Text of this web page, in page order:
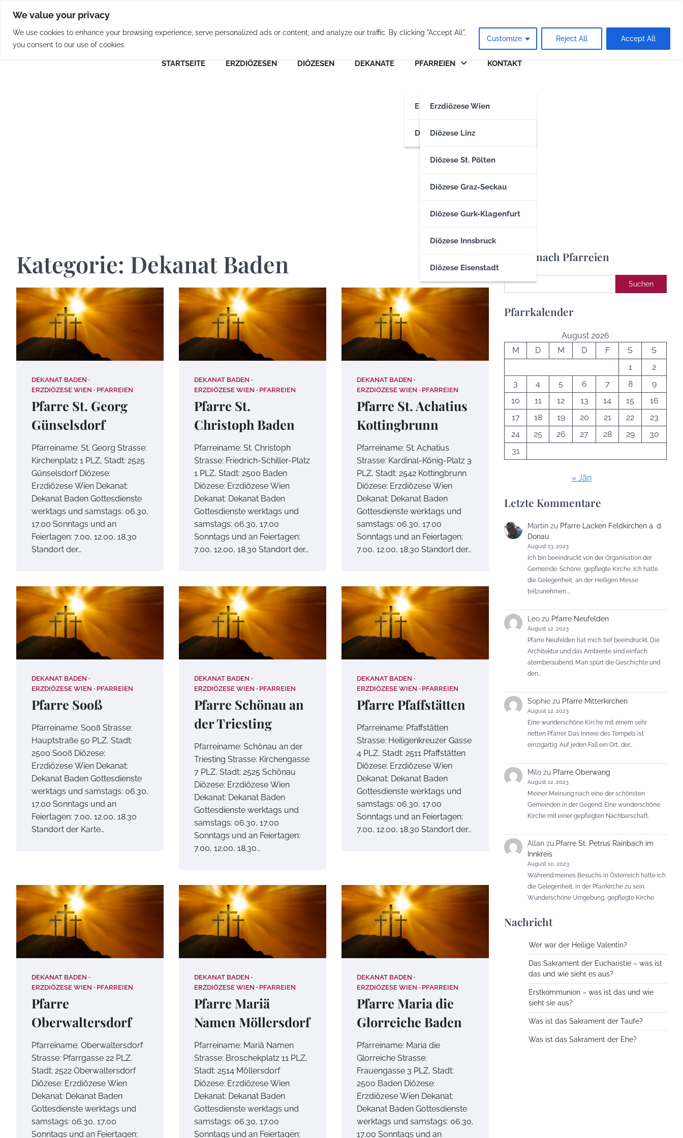
We value your privacy
We use cookies to enhance your browsing experience, serve personalized ads or content, and analyze our traffic. By clicking "Accept All",
you consent to our use of cookies.
Customize Reject All Accept All
content
Osterreichische Pfarreie
STARTSEITE ERZDIÖZESEN DIÖZESEN DEKANATE PFARREIEN
Erzdiözesen
Erzdiözese Wien
Erzdiözese Salzburg
DiözesenDiözese Linz
Diözese St. Pölten
Diözese Graz-Seckau
Diözese Gurk-Klagenfurt
Diözese Innsbruck
Diözese Eisenstadt
KONTAKT
Kategorie: Dekanat Baden
DEKANAT BADEN
ERZDIÖZESE WIEN
PFARREIEN
Pfarre St. Georg
Günselsdorf
Pfarreiname: St. Georg Strasse:
Kirchenplatz 1 PLZ, Stadt: 2525
Günselsdorf Diözese:
Erzdiözese Wien Dekanat:
Dekanat Baden Gottesdienste
werktags und samstags: 06.30,
17.00 Sonntags und an
Feiertagen: 7.00, 12.00, 18.30
Standort der…
DEKANAT BADEN
ERZDIÖZESE WIEN
PFARREIEN
Pfarre St.
Christoph Baden
Pfarreiname: St. Christoph
Strasse: Friedrich-Schiller-Platz
1 PLZ, Stadt: 2500 Baden
Diözese: Erzdiözese Wien
Dekanat: Dekanat Baden
Gottesdienste werktags und
samstags: 06.30, 17.00
Sonntags und an Feiertagen:
7.00, 12.00, 18.30 Standort der…
DEKANAT BADEN
ERZDIÖZESE WIEN
PFARREIEN
Pfarre St. Achatius
Kottingbrunn
Pfarreiname: St. Achatius
Strasse: Kardinal-König-Platz 3
PLZ, Stadt: 2542 Kottingbrunn
Diözese: Erzdiözese Wien
Dekanat: Dekanat Baden
Gottesdienste werktags und
samstags: 06.30, 17.00
Sonntags und an Feiertagen:
7.00, 12.00, 18.30 Standort der…
DEKANAT BADEN
ERZDIÖZESE WIEN
PFARREIEN
Pfarre Sooß
Pfarreiname: Sooß Strasse:
Hauptstraße 50 PLZ, Stadt:
2500 Sooß Diözese:
Erzdiözese Wien Dekanat:
Dekanat Baden Gottesdienste
werktags und samstags: 06.30,
17.00 Sonntags und an
Feiertagen: 7.00, 12.00, 18.30
Standort der Karte…
DEKANAT BADEN
ERZDIÖZESE WIEN
PFARREIEN
Pfarre Schönau an
der Triesting
Pfarreiname: Schönau an der
Triesting Strasse: Kirchengasse
7 PLZ, Stadt: 2525 Schönau
Diözese: Erzdiözese Wien
Dekanat: Dekanat Baden
Gottesdienste werktags und
samstags: 06.30, 17.00
Sonntags und an Feiertagen:
7.00, 12.00, 18.30…
DEKANAT BADEN
ERZDIÖZESE WIEN
PFARREIEN
Pfarre Pfaffstätten
Pfarreiname: Pfaffstätten
Strasse: Heiligenkreuzer Gasse
4 PLZ, Stadt: 2511 Pfaffstätten
Diözese: Erzdiözese Wien
Dekanat: Dekanat Baden
Gottesdienste werktags und
samstags: 06.30, 17.00
Sonntags und an Feiertagen:
7.00, 12.00, 18.30 Standort der…
DEKANAT BADEN
ERZDIÖZESE WIEN
PFARREIEN
Pfarre
Oberwaltersdorf
Pfarreiname: Oberwaltersdorf
Strasse: Pfarrgasse 22 PLZ,
Stadt: 2522 Oberwaltersdorf
Diözese: Erzdiözese Wien
Dekanat: Dekanat Baden
Gottesdienste werktags und
samstags: 06.30, 17.00
Sonntags und an Feiertagen:
DEKANAT BADEN
ERZDIÖZESE WIEN
PFARREIEN
Pfarre Mariä
Namen Möllersdorf
Pfarreiname: Mariä Namen
Strasse: Broschekplatz 11 PLZ,
Stadt: 2514 Möllersdorf
Diözese: Erzdiözese Wien
Dekanat: Dekanat Baden
Gottesdienste werktags und
samstags: 06.30, 17.00
Sonntags und an Feiertagen:
DEKANAT BADEN
ERZDIÖZESE WIEN
PFARREIEN
Pfarre Maria die
Glorreiche Baden
Pfarreiname: Maria die
Glorreiche Strasse:
Frauengasse 3 PLZ, Stadt:
2500 Baden Diözese:
Erzdiözese Wien Dekanat:
Dekanat Baden Gottesdienste
werktags und samstags: 06.30,
17.00 Sonntags und an
Suche nach Pfarreien
Suchen Suchen
Pfarrkalender
August 2026
M
D M D F S
S
1
2
3
4 5 6 7 8
9
10
11 12 13 14 15
16
17
18 19 20 21 22
23
24
25 26 27 28 29
30
31
« Jän
Letzte Kommentare
Martin zu Pfarre Lacken Feldkirchen a. d.
Donau
August 13, 2023
Ich bin beeindruckt von der Organisation der
Gemeinde. Schöne, gepflegte Kirche. Ich hatte
die Gelegenheit, an der Heiligen Messe
teilzunehmen,…
Leo zu Pfarre Neufelden
August 12, 2023
Pfarre Neufelden hat mich tief beeindruckt. Die
Architektur und das Ambiente sind einfach
atemberaubend. Man spürt die Geschichte und
den…
Sophie zu Pfarre Mitterkirchen
August 12, 2023
Eine wunderschöne Kirche mit einem sehr
netten Pfarrer. Das Innere des Tempels ist
einzigartig. Auf jeden Fall ein Ort, der…
Milo zu Pfarre Oberwang
August 12, 2023
Meiner Meinung nach eine der schönsten
Gemeinden in der Gegend. Eine wunderschöne
Kirche mit einer gepflegten Nachbarschaft.
Allan zu Pfarre St. Petrus Rainbach im
Innkreis
August 10, 2023
Während meines Besuchs in Österreich hatte ich
die Gelegenheit, in der Pfarrkirche zu sein.
Wunderschöne Umgebung, gepflegte Kirche.
Nachricht
Wer war der Heilige Valentin?
Das Sakrament der Eucharistie – was ist
das und wie sieht es aus?
Erstkommunion – was ist das und wie
sieht sie aus?
Was ist das Sakrament der Taufe?
Was ist das Sakrament der Ehe?